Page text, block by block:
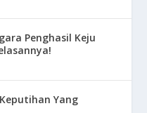
Penghasil Keju
Yang